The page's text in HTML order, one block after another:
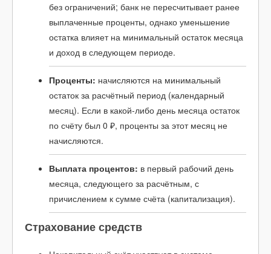
без ограничений; банк не пересчитывает ранее
выплаченные проценты, однако уменьшение
остатка влияет на минимальный остаток месяца
и доход в следующем периоде.
Проценты: начисляются на минимальный
остаток за расчётный период (календарный
месяц). Если в какой-либо день месяца остаток
по счёту был 0 ₽, проценты за этот месяц не
начисляются.
Выплата процентов: в первый рабочий день
месяца, следующего за расчётным, с
причислением к сумме счёта (капитализация).
Страхование средств